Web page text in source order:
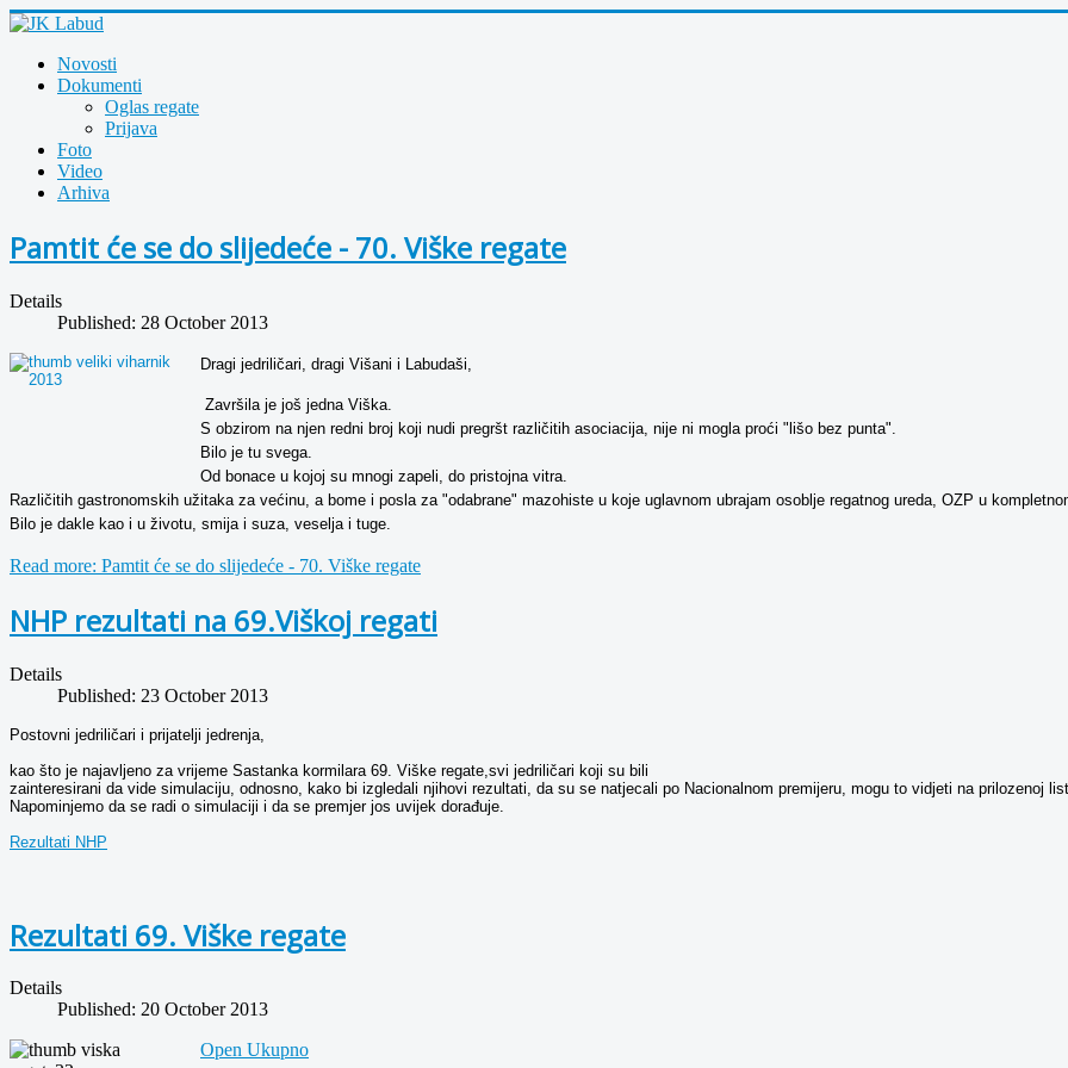
Novosti
Dokumenti
Oglas regate
Prijava
Foto
Video
Arhiva
Pamtit će se do slijedeće - 70. Viške regate
Details
Published: 28 October 2013
Dragi jedriličari, dragi Višani i Labudaši,
Završila je još jedna Viška.
S obzirom na njen redni broj koji nudi pregršt različitih asociacija, nije ni mogla proći "lišo bez punta".
Bilo je tu svega.
Od bonace u kojoj su mnogi zapeli, do pristojna vitra.
Različitih gastronomskih užitaka za većinu, a bome i posla za "odabrane" mazohiste u koje uglavnom ubrajam osoblje regatnog ureda, OZP u
Bilo je dakle kao i u životu, smija i suza, veselja i tuge.
Read more: Pamtit će se do slijedeće - 70. Viške regate
NHP rezultati na 69.Viškoj regati
Details
Published: 23 October 2013
Postovni jedriličari i prijatelji jedrenja,
kao što je najavljeno za vrijeme Sastanka kormilara 69. Viške regate,svi jedriličari koji su bili
zainteresirani da vide simulaciju, odnosno, kako bi izgledali njihovi rezultati, da su se natjecali po Nacionalnom premijeru, mogu to vidjeti na prilozenoj
Napominjemo da se radi o simulaciji i da se premjer jos uvijek dorađuje.
Rezultati NHP
Rezultati 69. Viške regate
Details
Published: 20 October 2013
Open Ukupno